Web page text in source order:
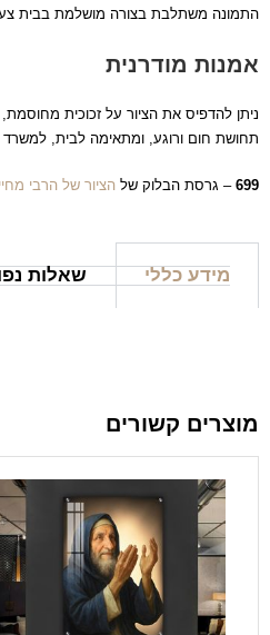
התמונה משתלבת בצורה מושלמת בבית
אמנות מודרנית
ניתן להדפיס את הציור על זכוכית
תחושת חום ורוגע, ומתאימה לבית, למשרד
699 – גרסת הבלוק של הציור של הרבי
מידע כללי שאלות
מוצרים קשורים